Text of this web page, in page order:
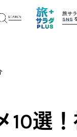
旅サ
SNS
10選